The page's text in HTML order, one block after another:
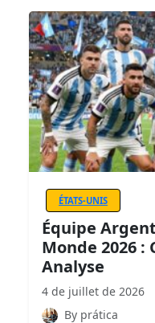
ÉTATS-UNIS
Équipe
Monde 2026
Analyse
4 de juillet de 2026
By prática